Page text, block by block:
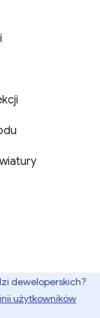
deweloperskich?
użytkowników